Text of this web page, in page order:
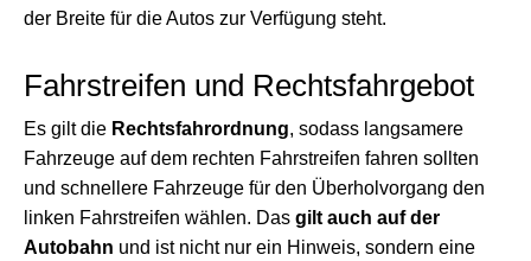
der Breite für die Autos zur Verfügung steht.
Fahrstreifen und Rechtsfahrgebot
Es gilt die Rechtsfahrordnung, sodass langsamere
Fahrzeuge auf dem rechten Fahrstreifen fahren sollten
und schnellere Fahrzeuge für den Überholvorgang den
linken Fahrstreifen wählen. Das gilt auch auf der
Autobahn und ist nicht nur ein Hinweis, sondern eine